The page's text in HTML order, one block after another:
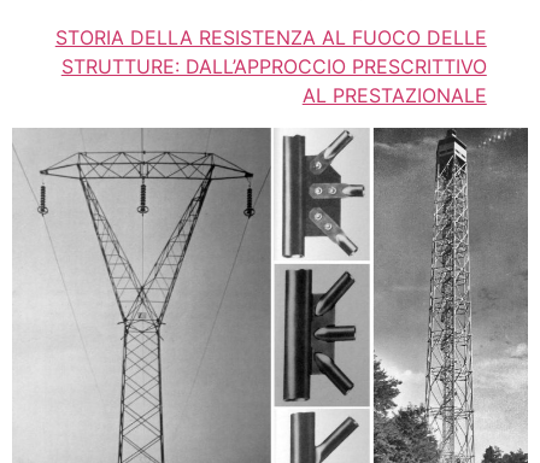
STORIA DELLA RESISTENZA AL FUOCO DELLE
STRUTTURE: DALL’APPROCCIO PRESCRITTIVO
AL PRESTAZIONALE